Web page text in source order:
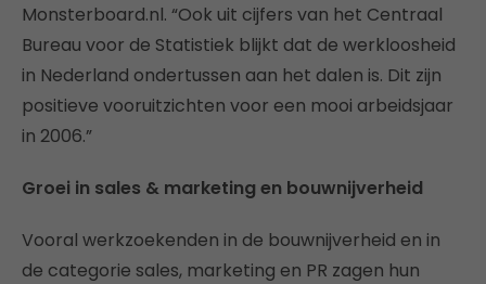
Monsterboard.nl. “Ook uit cijfers van het Centraal
Bureau voor de Statistiek blijkt dat de werkloosheid
in Nederland ondertussen aan het dalen is. Dit zijn
positieve vooruitzichten voor een mooi arbeidsjaar
in 2006.”
Groei in sales & marketing en bouwnijverheid
Vooral werkzoekenden in de bouwnijverheid en in
de categorie sales, marketing en PR zagen hun